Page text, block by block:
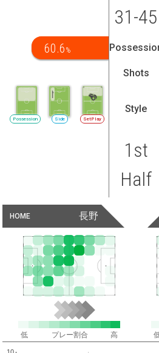
31-45
60.6 %
Shots
SetPlay
Side
Possession
Style
1st
Half
HOME 長野
低 プレー割合 高